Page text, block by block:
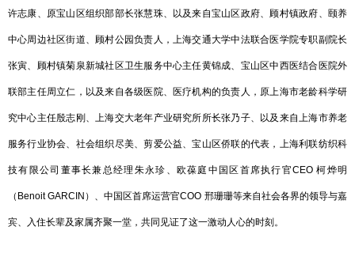
许志康、原宝山区组织部部长张慧珠、以及来自宝山区政府、顾村镇政府、颐养
中心周边社区街道、顾村公园负责人，上海交通大学中法联合医学院专职副院长
张寅、顾村镇菊泉新城社区卫生服务中心主任黄锦成、宝山区中西医结合医院外
联部主任周立仁，以及来自各级医院、医疗机构的负责人，原上海市老龄科学研
究中心主任殷志刚、上海交大老年产业研究所所长张乃子、以及来自上海市养老
服务行业协会、社会组织尽美、剪爱公益、宝山区侨联的代表，上海利联纺织科
技有限公司董事长兼总经理朱永珍、欧葆庭中国区首席执行官CEO 柯烨明
（Benoit GARCIN）、中国区首席运营官COO 邢珊珊等来自社会各界的领导与嘉
宾、入住长辈及家属齐聚一堂，共同见证了这一激动人心的时刻。